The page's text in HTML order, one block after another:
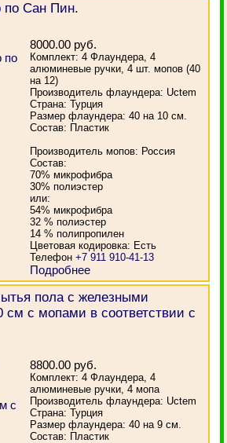
по Сан Пин.
8000.00 руб.
Комплект: 4 Флаундера, 4
алюминевые ручки, 4 шт. мопов (40
на 12)
Производитель флаундера: Uctem
Страна: Турция
Размер флаундера: 40 на 10 см.
Состав: Пластик
Производитель мопов: Россия
Состав:
70% микрофибра
30% полиэстер
или:
54% микрофибра
32 % полиэстер
14 % полипропилен
Цветовая кодировка: Есть
Телефон+7 911 910-41-13
Подробнее
пола с железными
с мопами в соответствии с
8800.00 руб.
Комплект: 4 Флаундера, 4
алюминевые ручки, 4 мопа
Производитель флаундера: Uctem
Страна: Турция
Размер флаундера: 40 на 9 см.
Состав: Пластик